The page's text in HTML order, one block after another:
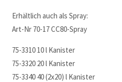
Erhältlich auch als Spray:
Art-Nr 70-17 CC80-Spray
75-3310 10 l Kanister
75-3320 20 l Kanister
75-3340 40 (2x20) l Kanister